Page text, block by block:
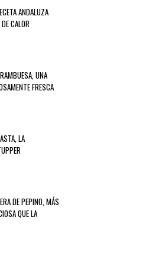
ANDALUZA
CALOR
UNA
FRESCA
LA
DE PEPINO, MÁS
QUE LA